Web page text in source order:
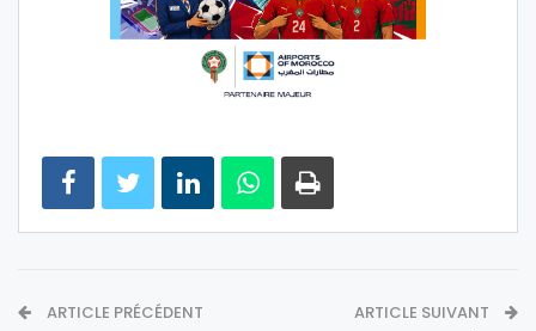
ARTICLE PRÉCÉDENT ARTICLE SUIVANT